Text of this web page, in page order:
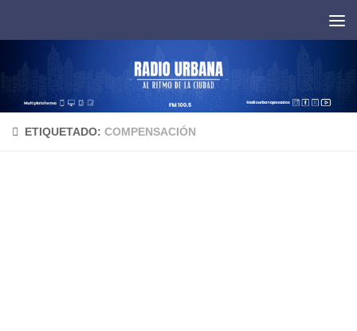
ETIQUETADO: COMPENSACIÓN